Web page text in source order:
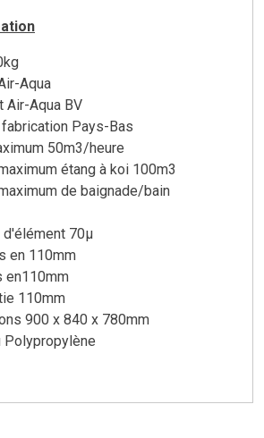
Aqua
Air-Aqua BV
Pays-Bas
50m3/heure
étang à koi 100m3
de baignade/bain
d'élément 70µ
en 110mm
en110mm
110mm
900 x 840 x 780mm
Polypropylène